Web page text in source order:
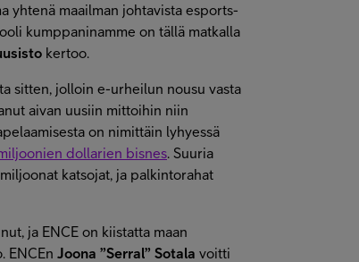
yhtenä maailman johtavista esports-
kumppaninamme on tällä matkalla
kertoo.
sitten, jolloin e-urheilun nousu vasta
aivan uusiin mittoihin niin
on nimittäin lyhyessä
dollarien bisnes . Suuria
katsojat, ja palkintorahat
ja ENCE on kiistatta maan
ENCEn Joona ”Serral” Sotala voitti